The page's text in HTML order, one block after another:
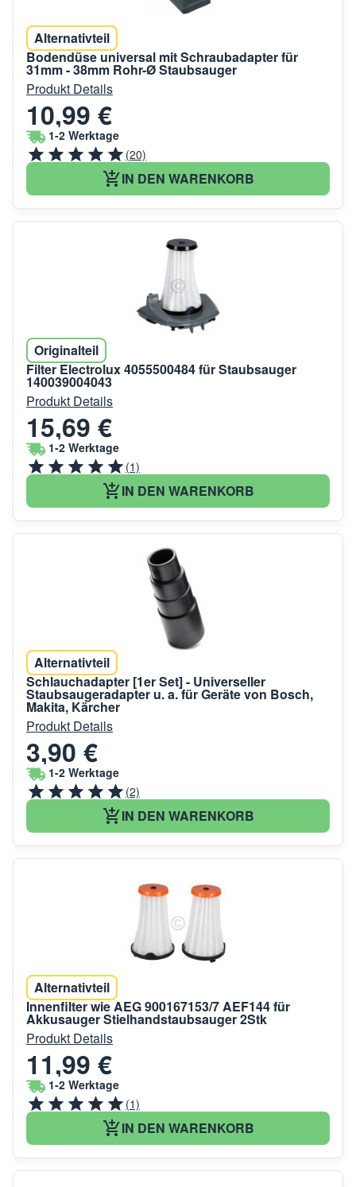
Alternativteil
Bodendüse universal mit Schraubadapter für
31mm - 38mm Rohr-Ø Staubsauger
Produkt Details
10,99 €
1-2 Werktage
(20)
IN DEN WARENKORB
Originalteil
Filter Electrolux 4055500484 für Staubsauger
140039004043
Produkt Details
15,69 €
1-2 Werktage
(1)
IN DEN WARENKORB
Alternativteil
Schlauchadapter [1er Set] - Universeller
Staubsaugeradapter u. a. für Geräte von Bosch,
Makita, Kärcher
Produkt Details
3,90 €
1-2 Werktage
(2)
IN DEN WARENKORB
Alternativteil
Innenfilter wie AEG 900167153/7 AEF144 für
Akkusauger Stielhandstaubsauger 2Stk
Produkt Details
11,99 €
1-2 Werktage
(1)
IN DEN WARENKORB